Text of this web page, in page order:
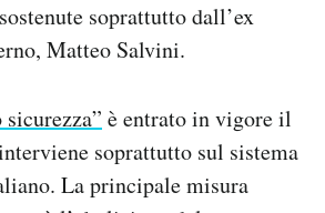
soprattutto dall’ex
Matteo Salvini.
è entrato in vigore il
soprattutto sul sistema
La principale misura